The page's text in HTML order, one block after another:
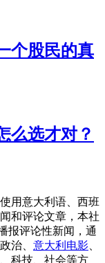
个股民的真
么选才对？
用意大利语、西班
和评论文章，本社
报评论性新闻，通
治、 意大利电影
科技、社会等方